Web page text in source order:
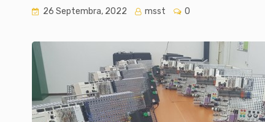
26 Septembra, 2022 msst 0